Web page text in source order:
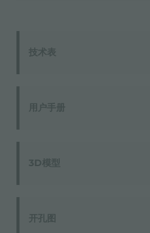
技术表
用户手册
3D模型
开孔图